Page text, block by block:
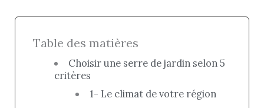
Table des matières
Choisir une serre de jardin selon 5
critères
1- Le climat de votre région